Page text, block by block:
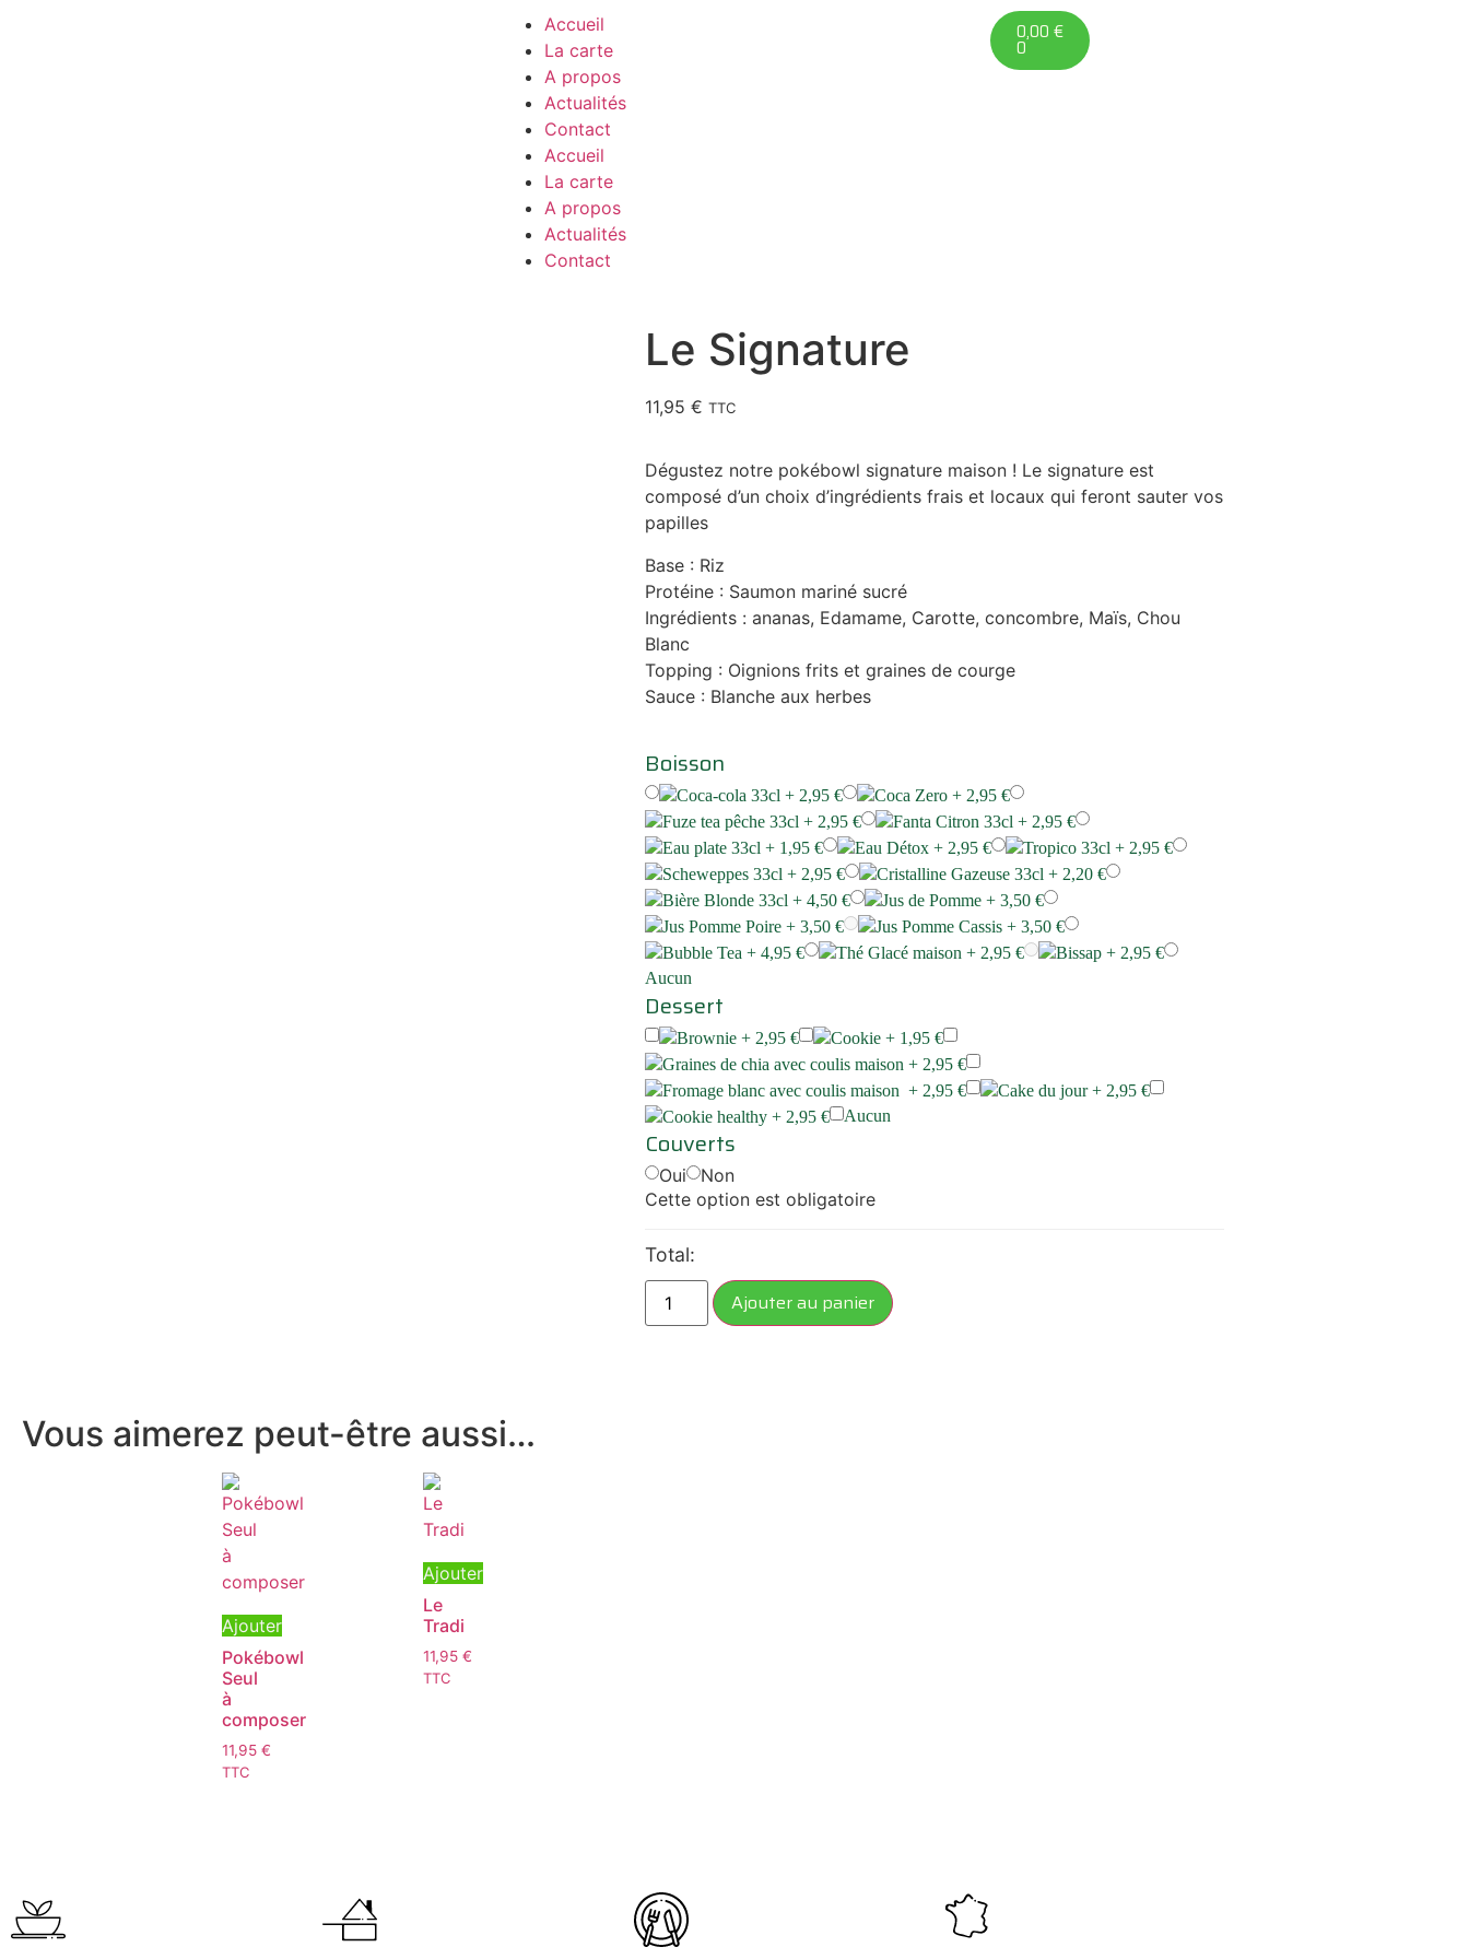
Accueil
La carte
A propos
Actualités
Contact
Accueil
La carte
A propos
Actualités
Contact
0,00 €
0
Le Signature
11,95 € TTC
Dégustez notre pokébowl signature maison ! Le signature est
composé d’un choix d’ingrédients frais et locaux qui feront sauter vos
papilles
Base : Riz
Protéine : Saumon mariné sucré
Ingrédients : ananas, Edamame, Carotte, concombre, Maïs, Chou
Blanc
Topping : Oignions frits et graines de courge
Sauce : Blanche aux herbes
Boisson
Coca-cola 33cl + 2,95 € Coca Zero + 2,95 €
Fuze tea pêche 33cl + 2,95 € Fanta Citron 33cl + 2,95 €
Eau plate 33cl + 1,95 € Eau Détox + 2,95 € Tropico 33cl + 2,95 €
Scheweppes 33cl + 2,95 € Cristalline Gazeuse 33cl + 2,20 €
Bière Blonde 33cl + 4,50 € Jus de Pomme + 3,50 €
Jus Pomme Poire + 3,50 € Jus Pomme Cassis + 3,50 €
Bubble Tea + 4,95 € Thé Glacé maison + 2,95 € Bissap + 2,95 €
Aucun
Dessert
Brownie + 2,95 € Cookie + 1,95 €
Graines de chia avec coulis maison + 2,95 €
Fromage blanc avec coulis maison + 2,95 € Cake du jour + 2,95 €
Cookie healthy + 2,95 € Aucun
Couverts
Oui
Non
Cette option est obligatoire
Total:
Ajouter au panier
Vous aimerez peut-être aussi…
Ajouter
Pokébowl
Seul
à
composer
11,95€
TTC
Ajouter
Le
Tradi
11,95 €
TTC